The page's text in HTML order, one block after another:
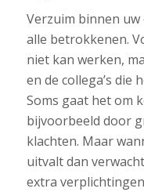
Verzuim binnen
alle betrokkenen.
niet kan werken,
en de collega’s die
Soms gaat het om
bijvoorbeeld door
klachten. Maar
uitvalt dan
extra